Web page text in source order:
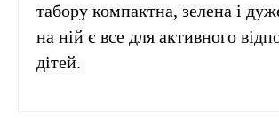
табору компактна, зелена і
на ній є все для активного
дітей.